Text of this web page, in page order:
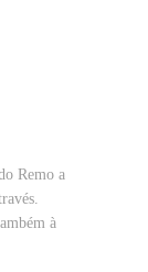
Remo a
à